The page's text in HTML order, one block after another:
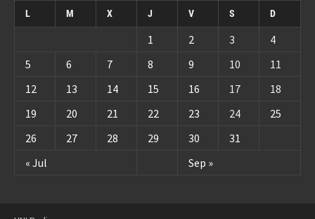
L M X J V S D
« Jul Sep »
1 2 3
4
5
6 7 8 9 10
11
12
13 14 15 16 17
18
19
20 21 22 23 24
25
26
27 28 29 30 31